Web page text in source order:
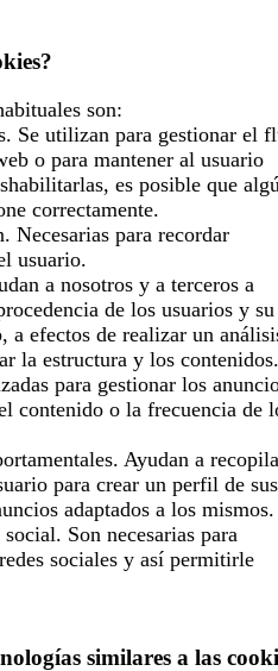
son:
Se utilizan para gestionar el
o para mantener al usuario
es posible que
correctamente.
Necesarias para recordar
usuario.
a nosotros y a terceros a
de los usuarios y su
a efectos de realizar un
la estructura y los contenidos.
para gestionar los
contenido o la frecuencia de
Ayudan a
para crear un perfil de sus
adaptados a los mismos.
Son necesarias para
sociales y así permitirle
similares a las